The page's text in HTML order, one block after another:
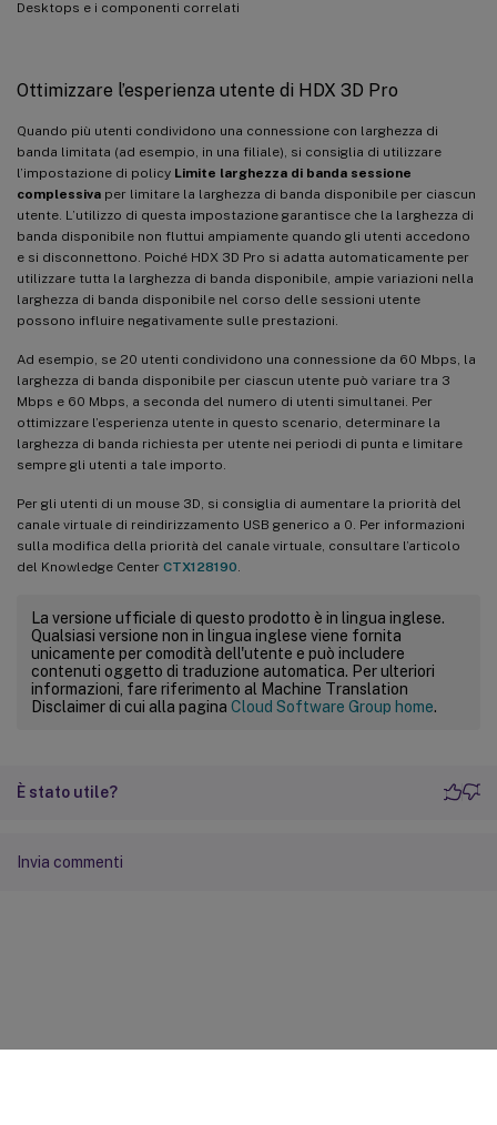
Ottimizzare l’esperienza utente di HDX 3D Pro
Quando più utenti condividono una connessione con larghezza di
banda limitata (ad esempio, in una filiale), si consiglia di utilizzare
l’impostazione di policy Limite larghezza di banda sessione
complessiva per limitare la larghezza di banda disponibile per ciascun
utente. L’utilizzo di questa impostazione garantisce che la larghezza di
banda disponibile non fluttui ampiamente quando gli utenti accedono
e si disconnettono. Poiché HDX 3D Pro si adatta automaticamente per
utilizzare tutta la larghezza di banda disponibile, ampie variazioni nella
larghezza di banda disponibile nel corso delle sessioni utente
possono influire negativamente sulle prestazioni.
Ad esempio, se 20 utenti condividono una connessione da 60 Mbps, la
larghezza di banda disponibile per ciascun utente può variare tra 3
Mbps e 60 Mbps, a seconda del numero di utenti simultanei. Per
ottimizzare l’esperienza utente in questo scenario, determinare la
larghezza di banda richiesta per utente nei periodi di punta e limitare
sempre gli utenti a tale importo.
Per gli utenti di un mouse 3D, si consiglia di aumentare la priorità del
canale virtuale di reindirizzamento USB generico a 0. Per informazioni
sulla modifica della priorità del canale virtuale, consultare l’articolo
del Knowledge Center CTX128190
La versione ufficiale di questo prodotto è in lingua inglese.
Qualsiasi versione non in lingua inglese viene fornita
unicamente per comodità dell'utente e può includere
contenuti oggetto di traduzione automatica. Per ulteriori
informazioni, fare riferimento al Machine Translation
Disclaimer di cui alla pagina Cloud Software Group home.
È stato utile?
Invia commenti